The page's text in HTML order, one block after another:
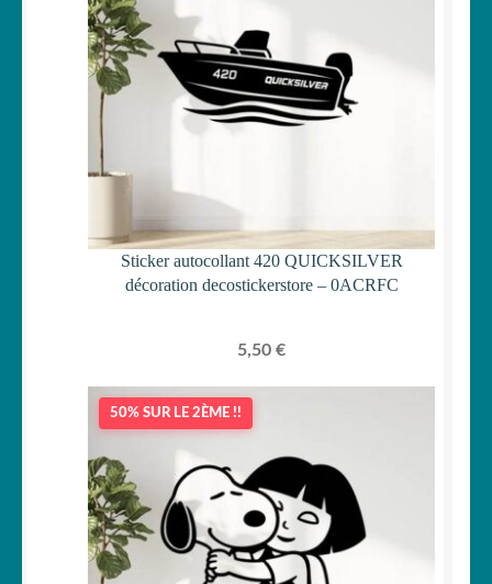
Sticker autocollant 420 QUICKSILVER
décoration decostickerstore – 0ACRFC
5,50 €
50% SUR LE 2ÈME !!